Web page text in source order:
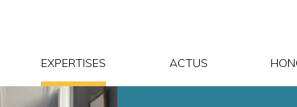
EXPERTISES ACTUS